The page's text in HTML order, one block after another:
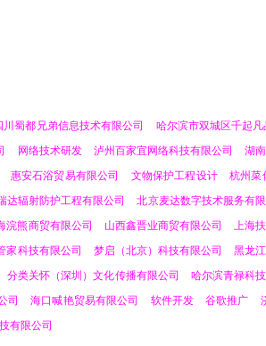
川蜀都兄弟信息技术有限公司 哈尔滨市双城区千起
网络技术研发 泸州百家宜网络科技有限公司 湖
惠安石浴贸易有限公司 文物保护工程设计 杭州菜
达辐射防护工程有限公司 北京麦达数字技术服务有限
浣熊商贸有限公司 山西鑫晋业商贸有限公司 上海
家科技有限公司 梦启（北京）科技有限公司 黑龙
分类关怀（深圳）文化传播有限公司 哈尔滨青禄科
司 海口喊艳贸易有限公司 软件开发 谷歌推广
有限公司